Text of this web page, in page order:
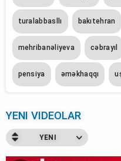
turalabbasllı bakıtehran
mehribanəliyeva cəbrayıl
pensiya əməkhaqqı
YENI VIDEOLAR
YENI